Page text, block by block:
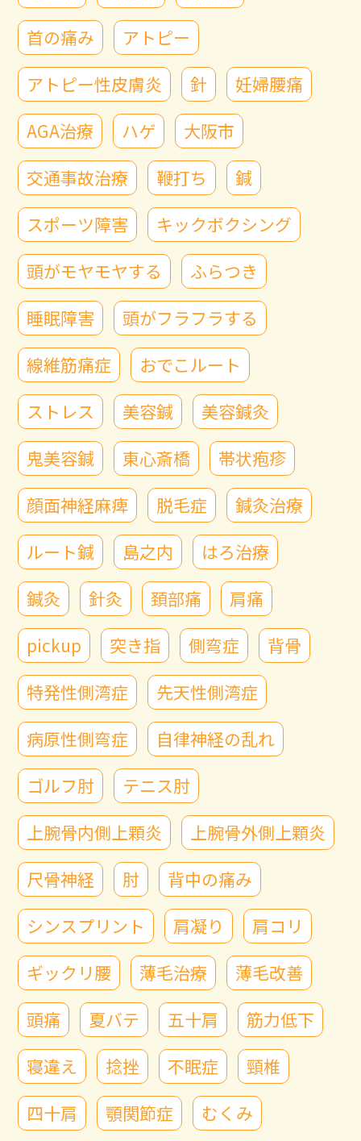
首の痛み
アトピー
アトピー性皮膚炎
針
妊婦腰痛
AGA治療
ハゲ
大阪市
交通事故治療
鞭打ち
鍼
スポーツ障害
キックボクシング
頭がモヤモヤする
ふらつき
睡眠障害
頭がフラフラする
線維筋痛症
おでこルート
ストレス
美容鍼
美容鍼灸
鬼美容鍼
東心斎橋
帯状疱疹
顔面神経麻痺
脱毛症
鍼灸治療
ルート鍼
島之内
はろ治療
鍼灸
針灸 頚部痛
肩痛
pickup
突き指 側弯症
背骨
特発性側湾症
先天性側湾症
病原性側弯症
自律神経の乱れ
ゴルフ肘
テニス肘
上腕骨内側上顆炎
上腕骨外側上顆炎
尺骨神経
肘
背中の痛み
シンスプリント
肩凝り
肩コリ
ギックリ腰
薄毛治療
薄毛改善
頭痛
夏バテ 五十肩
筋力低下
寝違え
捻挫 不眠症
頸椎
四十肩
顎関節症 むくみ